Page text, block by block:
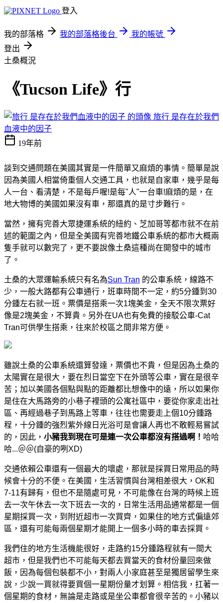
登入
我的部落格 我的部落格後台
我的帳號
登出
土桑概況
《Tucson Life》行
旅行 是存在於我們
血液中的因子
19年前
談到交通問題在美國其實是一件簡單又麻煩的事情。簡單是說
因為美國人相當倚重個人交通工具，也就是自家車，幾乎是每
人一台、看清楚，不是每戶喔!是每"人"一台車!麻煩的是，在
地大物博的美國如果沒有車，那還真的是寸步難行。
當然，擁有完善大眾捷運系統的紐約、芝加哥等都市就不在前
述的範圍之內，但是全美國有完善地鐵公車系統的都市大概兩
隻手就可以數完了，更不要說像土桑這種尚在開發中的城市
了。
土桑的大眾運輸系統只有名為Sun Tran 的公車系統，線路不
少，一般大路都有公車通行，班車時間不一定，約5分鍾到30
分鍾左右就一班。票價是搭乘一次1塊美金，全天不限次票好
像是2塊美金，不算貴。另外在UA也有免費的接駁公車-Cat
Tran可供學生搭乘，往來於校區之間非常方便。
雖說土桑的公車系統還算發達，票價也不貴，但是因為土桑的
太陽實在是很大，要在烈日當空下在外頭等公車，實在是很辛
苦；加以美國各個點與點的距離都比想像中的遠，所以如果你
是住在大馬路旁的小巷子裡頭的公寓社區中，要從你家走出社
區、再經過巷子到馬路上等車，往往也需要走上個10分鍾路
程，十分鍾的強烈紫外線日光浴可是會讓人再也不敢輕易嘗試
的，因此， 小豬我到現在可是連一次公車都沒有搭過啊！ 哈哈
哈...＠＠(自豪的咧XD)
交通依賴公車還有一個最大的壞處，那就是採買日常用品的時
候會十分的不便。在美國，生活習慣與台灣相差很大，OK和
7-11有歸有，但也不是隨處可見，不可能像在台灣的時候上班
去一次午休去一次下班去一次的，日常生活用品通常都是一個
星期採買一次，到附近超市一次買齊，如果住的地方式偏遠郊
區，還有可能每兩個星期才能開上一個多小時的車去採買。
我們住的地方生活機能很好，走路約15分鍾路程就有一間大
超市，但是我們也不可能每天都去買當天的食材份量回來做
飯，因為每個包裝都不小，對兩人小家庭甚至是獨居留學生來
說，少說一買就得要買個一星期份量才划算。相信我，扛著一
個星期的食材，無論是走路或是坐公車都會很辛苦的。小豬以